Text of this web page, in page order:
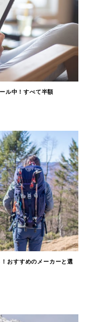
ル中！すべて半額
おすすめのメーカーと選